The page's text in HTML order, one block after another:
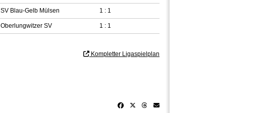
SV Blau-Gelb Mülsen 1 : 1
Oberlungwitzer SV 1 : 1
Kompletter Ligaspielplan